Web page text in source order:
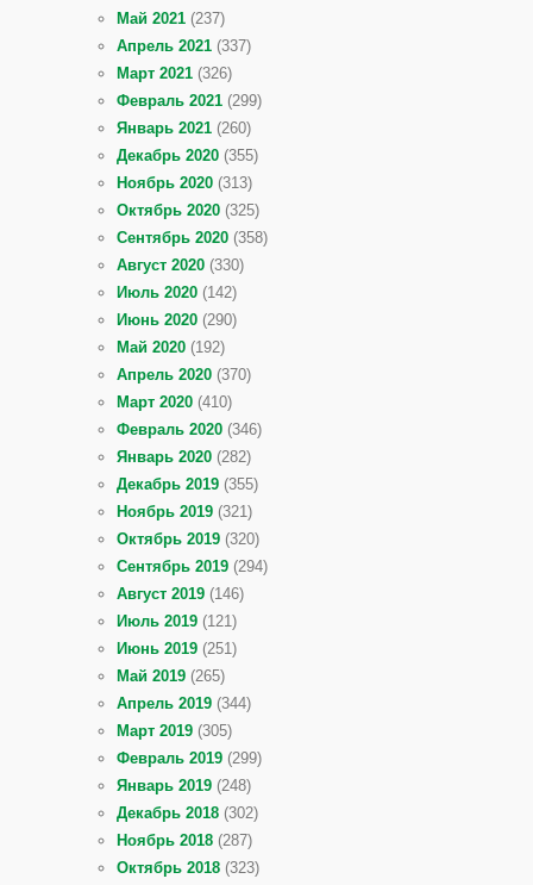
Май 2021 (237)
Апрель 2021 (337)
Март 2021 (326)
Февраль 2021 (299)
Январь 2021 (260)
Декабрь 2020 (355)
Ноябрь 2020 (313)
Октябрь 2020 (325)
Сентябрь 2020 (358)
Август 2020 (330)
Июль 2020 (142)
Июнь 2020 (290)
Май 2020 (192)
Апрель 2020 (370)
Март 2020 (410)
Февраль 2020 (346)
Январь 2020 (282)
Декабрь 2019 (355)
Ноябрь 2019 (321)
Октябрь 2019 (320)
Сентябрь 2019 (294)
Август 2019 (146)
Июль 2019 (121)
Июнь 2019 (251)
Май 2019 (265)
Апрель 2019 (344)
Март 2019 (305)
Февраль 2019 (299)
Январь 2019 (248)
Декабрь 2018 (302)
Ноябрь 2018 (287)
Октябрь 2018 (323)